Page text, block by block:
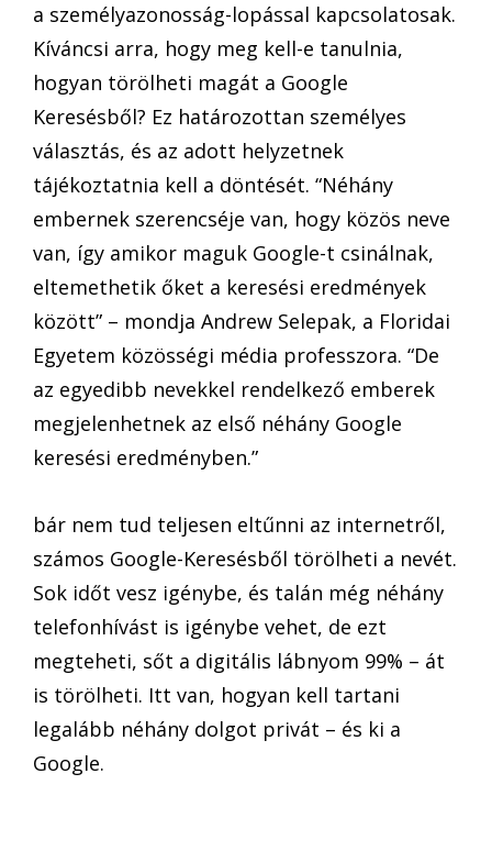
a személyazonosság-lopással kapcsolatosak.
Kíváncsi arra, hogy meg kell-e tanulnia,
hogyan törölheti magát a Google
Keresésből? Ez határozottan személyes
választás, és az adott helyzetnek
tájékoztatnia kell a döntését. “Néhány
embernek szerencséje van, hogy közös neve
van, így amikor maguk Google-t csinálnak,
eltemethetik őket a keresési eredmények
között” – mondja Andrew Selepak, a Floridai
Egyetem közösségi média professzora. “De
az egyedibb nevekkel rendelkező emberek
megjelenhetnek az első néhány Google
keresési eredményben.”
bár nem tud teljesen eltűnni az internetről,
számos Google-Keresésből törölheti a nevét.
Sok időt vesz igénybe, és talán még néhány
telefonhívást is igénybe vehet, de ezt
megteheti, sőt a digitális lábnyom 99% – át
is törölheti. Itt van, hogyan kell tartani
legalább néhány dolgot privát – és ki a
Google.